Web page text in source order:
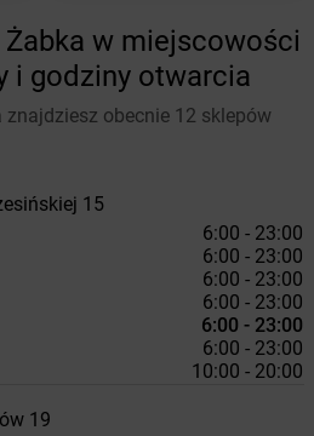
Żabka w miejscowości
i godziny otwarcia
obecnie 12 sklepów
15
6:00 - 23:00
6:00 - 23:00
6:00 - 23:00
6:00 - 23:00
6:00 - 23:00
6:00 - 23:00
10:00 - 20:00
19